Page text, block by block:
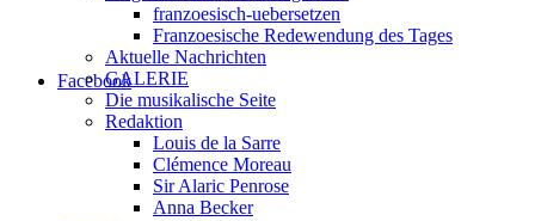
Facebook
franzoesisch-uebersetzen
Franzoesische Redewendung des Tages
Aktuelle Nachrichten
GALERIE
Die musikalische Seite
Redaktion
Louis de la Sarre
Clémence Moreau
Sir Alaric Penrose
Anna Becker